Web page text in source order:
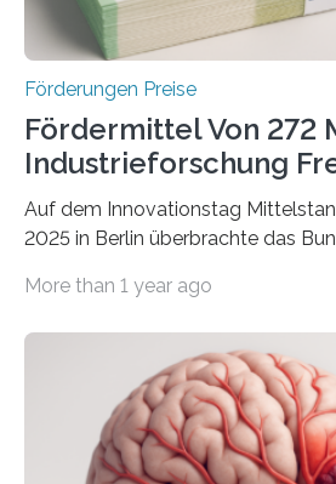
Förderungen Preise
Fördermittel Von 272
Industrieforschung
Auf dem Innovationstag
2025 in Berlin überbrachte das
Überplanmäßige
Woche vom Haushaltsausschuss
anderem zur Unterstützung der
Industrieforschungsprogramme
Gemeinschaftsforschung (IGF),
Innovationsprogramm Mittelstand
More than 1 year ago